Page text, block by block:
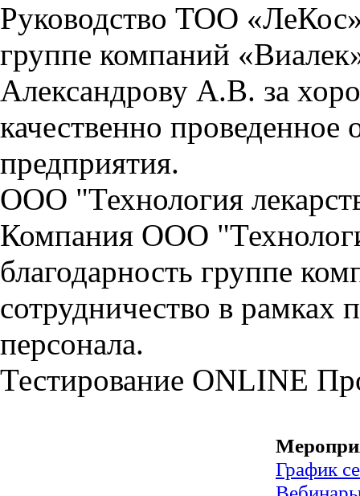
Руководство ТОО
группе компаний
Александрову А.В. за
качественно проведенное
предприятия.
ООО "Технология
Компания ООО
благодарность группе
сотрудничество в рамках
персонала.
Тестирование ONLINE
График